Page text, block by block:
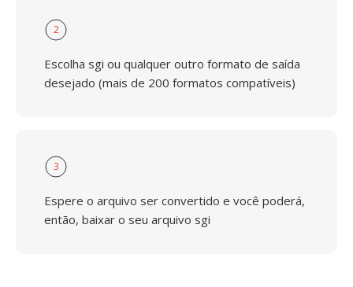
2
Escolha sgi ou qualquer outro formato de saída
desejado (mais de 200 formatos compatíveis)
3
Espere o arquivo ser convertido e você poderá,
então, baixar o seu arquivo sgi